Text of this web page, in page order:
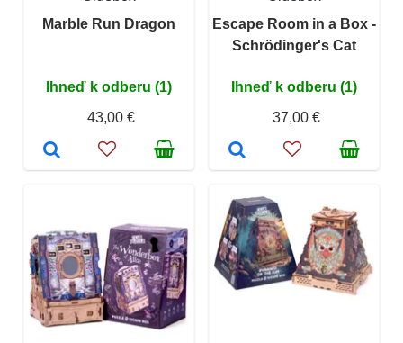
Marble Run Dragon
Ihneď k odberu (1)
43,00 €
Escape Room in a Box -
Schrödinger's Cat
Ihneď k odberu (1)
37,00 €